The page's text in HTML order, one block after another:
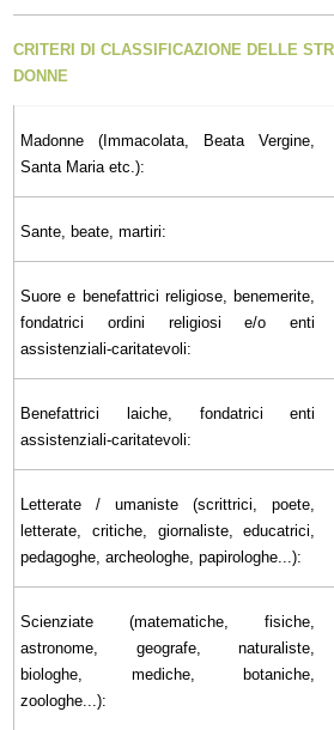
CRITERI DI CLASSIFICAZIONE DELLE
DONNE
Madonne (Immacolata, Beata Vergine,
Santa Maria etc.):
Sante, beate, martiri:
Suore e benefattrici religiose, benemerite,
fondatrici ordini religiosi e/o enti
assistenziali-caritatevoli:
Benefattrici laiche, fondatrici enti
assistenziali-caritatevoli:
Letterate / umaniste (scrittrici, poete,
letterate, critiche, giornaliste, educatrici,
pedagoghe, archeologhe, papirologhe...):
Scienziate (matematiche, fisiche,
astronome, geografe, naturaliste,
biologhe, mediche, botaniche,
zoologhe...):